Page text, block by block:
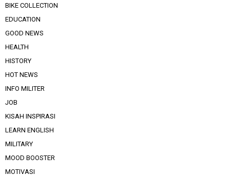
BIKE COLLECTION
EDUCATION
GOOD NEWS
HEALTH
HISTORY
HOT NEWS
INFO MILITER
JOB
KISAH INSPIRASI
LEARN ENGLISH
MILITARY
MOOD BOOSTER
MOTIVASI